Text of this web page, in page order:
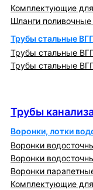
Комплектующие
Шланги
Трубы стальные
Трубы стальные
Трубы стальные
Трубы
Воронки, лотки
Воронки
Воронки
Воронки
Комплектующие